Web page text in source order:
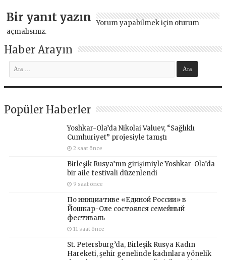
Bir yanıt yazın Yorum yapabilmek için oturum
açmalısınız.
Haber Arayın
Popüler Haberler
Yoshkar-Ola’da Nikolai Valuev, “Sağlıklı
Cumhuriyet” projesiyle tanıştı
2 saat önce
Birleşik Rusya’nın girişimiyle Yoshkar-Ola’da
bir aile festivali düzenlendi
9 saat önce
По инициативе «Единой России» в
Йошкар-Оле состоялся семейный
фестиваль
11 saat önce
St. Petersburg’da, Birleşik Rusya Kadın
Hareketi, şehir genelinde kadınlara yönelik